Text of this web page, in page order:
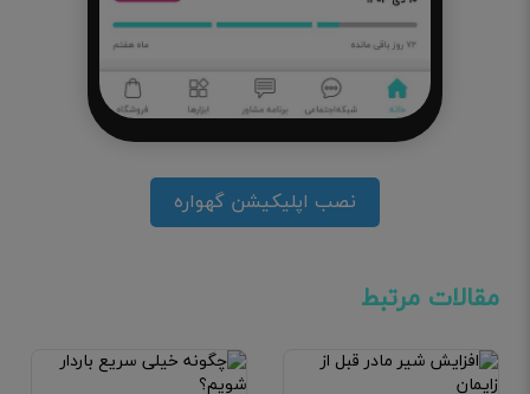
نصب اپلیکیشن گهواره
مقالات مرتبط